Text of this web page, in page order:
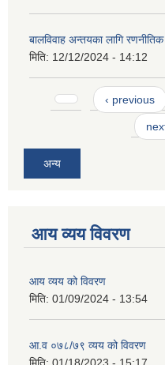
बालविवाह अन्तयका लागि
मिति: 12/12/2024 - 14:12
Pages ‹ previous
अन्य
आय व्यय विवरण
आय व्यय को विवरण
मिति: 01/09/2024 - 13:54
आ.व ०७८/७९ व्यय को विवरण